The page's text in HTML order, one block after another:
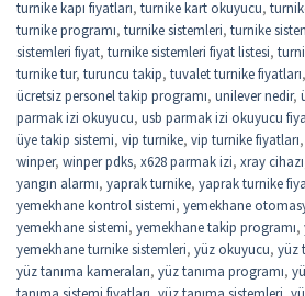
turnike kapı fiyatları, turnike kart okuyucu,
turnike programı, turnike sistemleri, turnike
sistemleri fiyat, turnike sistemleri fiyat listesi,
turnike tur, turuncu takip, tuvalet turnike fiyatları,
ücretsiz personel takip programı, unilever nedir,
parmak izi okuyucu, usb parmak izi okuyucu
üye takip sistemi, vip turnike, vip turnike fiyatları,
winper, winper pdks, x628 parmak izi, xray cihazı
yangın alarmı, yaprak turnike, yaprak turnike
yemekhane kontrol sistemi, yemekhane
yemekhane sistemi, yemekhane takip programı,
yemekhane turnike sistemleri, yüz okuyucu, yüz
yüz tanıma kameraları, yüz tanıma programı,